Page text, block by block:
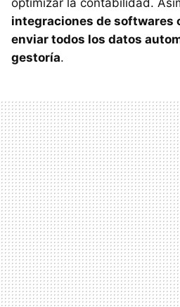
integraciones de softwares
enviar todos los datos
gestoría.